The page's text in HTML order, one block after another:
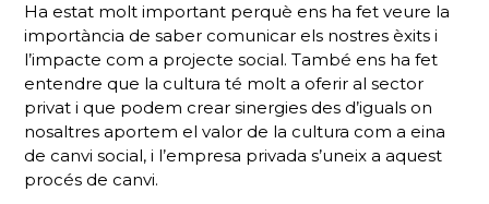
Ha estat molt important perquè ens ha fet veure la
importància de saber comunicar els nostres èxits i
l’impacte com a projecte social. També ens ha fet
entendre que la cultura té molt a oferir al sector
privat i que podem crear sinergies des d’iguals on
nosaltres aportem el valor de la cultura com a eina
de canvi social, i l’empresa privada s’uneix a aquest
procés de canvi.